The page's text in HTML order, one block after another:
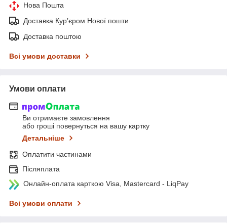
Нова Пошта
Доставка Курʼєром Нової пошти
Доставка поштою
Всі умови доставки
Умови оплати
Ви отримаєте замовлення
або гроші повернуться на вашу картку
Детальніше
Оплатити частинами
Післяплата
Онлайн-оплата карткою Visa, Mastercard - LiqPay
Всі умови оплати